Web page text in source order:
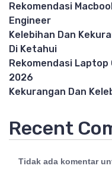
Rekomendasi
Engineer
Kelebihan Dan
Di Ketahui
Rekomendasi Laptop
2026
Kekurangan Dan
Recent
Tidak ada komentar